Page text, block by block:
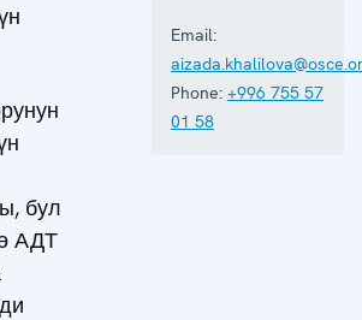
бул
АДТ
Email:
Phone: +996 755 57
01 58